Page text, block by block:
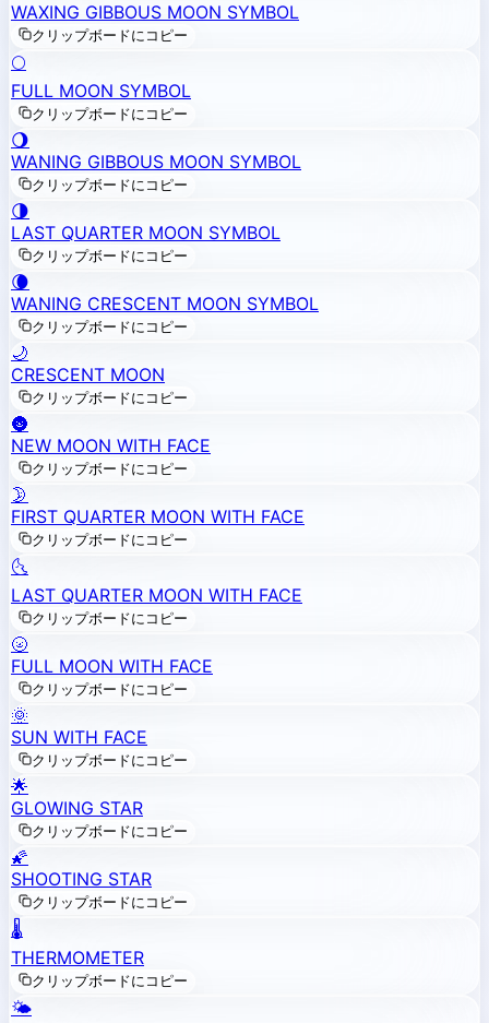
WAXING GIBBOUS MOON SYMBOL
クリップボードにコピー
🌕
FULL MOON SYMBOL
クリップボードにコピー
🌖
WANING GIBBOUS MOON SYMBOL
クリップボードにコピー
🌗
LAST QUARTER MOON SYMBOL
クリップボードにコピー
🌘
WANING CRESCENT MOON SYMBOL
クリップボードにコピー
🌙
CRESCENT MOON
クリップボードにコピー
🌚
NEW MOON WITH FACE
クリップボードにコピー
🌛
FIRST QUARTER MOON WITH FACE
クリップボードにコピー
🌜
LAST QUARTER MOON WITH FACE
クリップボードにコピー
🌝
FULL MOON WITH FACE
クリップボードにコピー
🌞
SUN WITH FACE
クリップボードにコピー
🌟
GLOWING STAR
クリップボードにコピー
🌠
SHOOTING STAR
クリップボードにコピー
🌡️
THERMOMETER
クリップボードにコピー
🌤️